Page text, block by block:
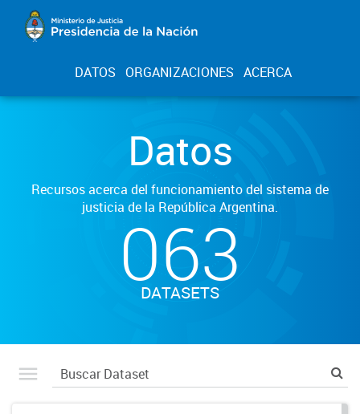
DATOS ORGANIZACIONES ACERCA
Datos
Recursos acerca del funcionamiento del sistema de
justicia de la República Argentina.
063
DATASETS